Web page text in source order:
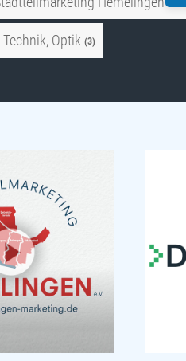
Technik, Optik (3)